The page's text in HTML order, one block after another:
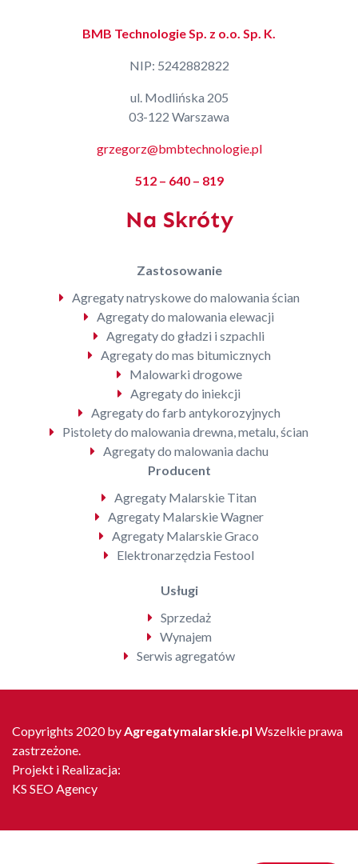
BMB Technologie Sp. z o.o. Sp. K.
NIP: 5242882822
ul. Modlińska 205
03-122 Warszawa
grzegorz@bmbtechnologie.pl
512 – 640 – 819
Na Skróty
Zastosowanie
Agregaty natryskowe do malowania ścian
Agregaty do malowania elewacji
Agregaty do gładzi i szpachli
Agregaty do mas bitumicznych
Malowarki drogowe
Agregaty do iniekcji
Agregaty do farb antykorozyjnych
Pistolety do malowania drewna, metalu, ścian
Agregaty do malowania dachu
Producent
Agregaty Malarskie Titan
Agregaty Malarskie Wagner
Agregaty Malarskie Graco
Elektronarzędzia Festool
Usługi
Sprzedaż
Wynajem
Serwis agregatów
Copyrights 2020 by Agregatymalarskie.pl Wszelkie prawa
zastrzeżone.
Projekt i Realizacja:
KS SEO Agency